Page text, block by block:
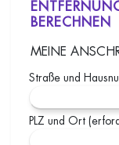
BERECHNEN
MEINE
Straße und
PLZ und Ort